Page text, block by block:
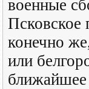
военные
Псковское
конечно
или